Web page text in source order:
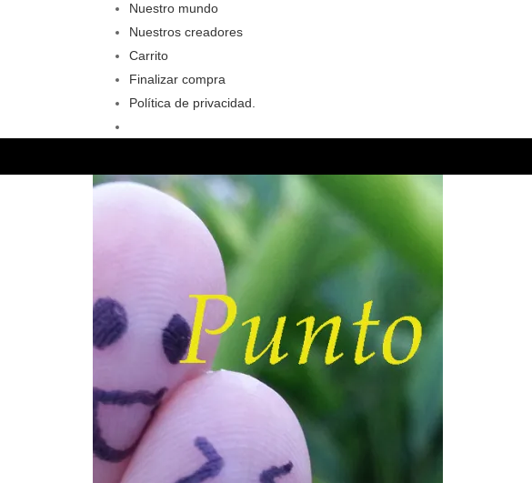
Nuestro mundo
Nuestros creadores
Carrito
Finalizar compra
Política de privacidad.